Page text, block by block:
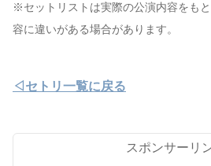
※セットリストは実際の公演内容をも
容に違いがある場合があります。
◁セトリ一覧に戻る
スポンサーリ